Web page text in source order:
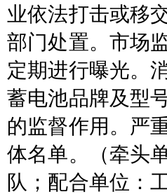
业依法打击或移
部门处置。市场
定期进行曝光。
蓄电池品牌及型
的监督作用。严
体名单。
（牵头
队； 配合单位：